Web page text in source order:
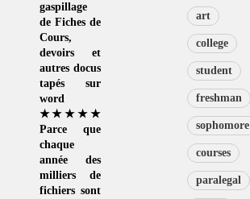
gaspillage
de Fiches de
Cours,
devoirs et
autres docus
tapés sur
word
★★★★★
Parce que
chaque
année des
milliers de
fichiers sont
art
college
student
freshman
sophomore
courses
paralegal